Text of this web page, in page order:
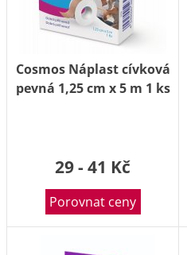
Cosmos Náplast cívková
pevná 1,25 cm x 5 m 1 ks
29 - 41 Kč
Porovnat ceny